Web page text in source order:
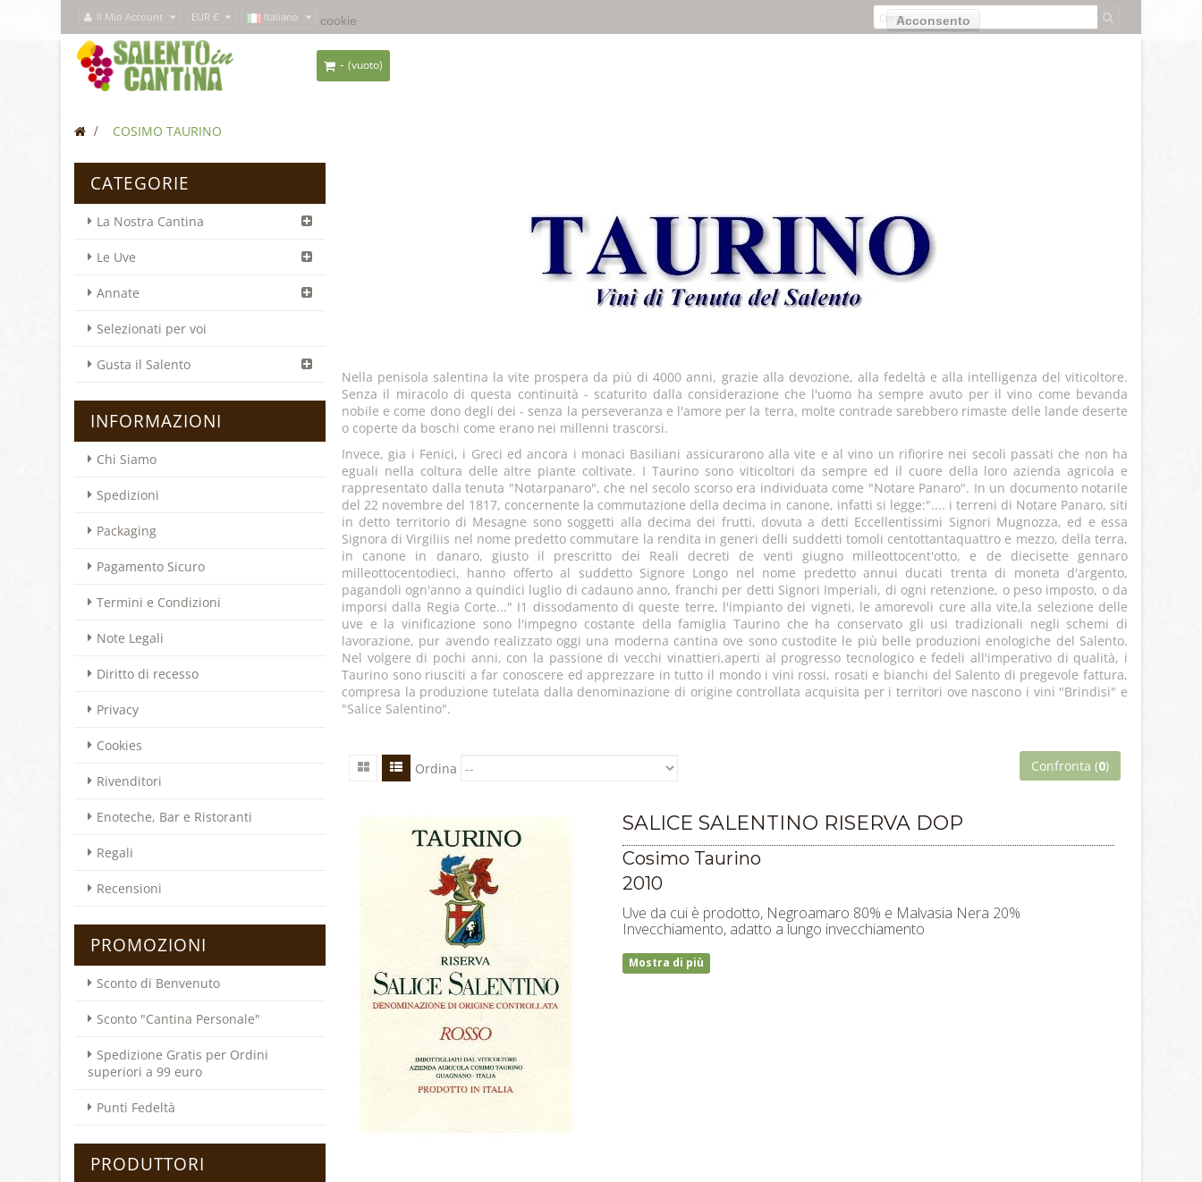
Il Mio Account EUR € Italiano
-(vuoto)
> COSIMO TAURINO
CATEGORIE
La Nostra Cantina
Le Uve
Annate
Selezionati per voi
Gusta il Salento
INFORMAZIONI
Chi Siamo
Spedizioni
Packaging
Pagamento Sicuro
Termini e Condizioni
Note Legali
Diritto di recesso
Privacy
Cookies
Rivenditori
Enoteche, Bar e Ristoranti
Regali
Recensioni
PROMOZIONI
Sconto di Benvenuto
Sconto "Cantina Personale"
Spedizione Gratis per Ordini
superiori a 99 euro
Punti Fedeltà
PRODUTTORI
Nella penisola salentina la vite prospera da più di 4000 anni, grazie alla devozione, alla fedeltà e alla intelligenza del viticoltore.
Senza il miracolo di questa continuità - scaturito dalla considerazione che l'uomo ha sempre avuto per il vino come bevanda
nobile e come dono degli dei - senza la perseveranza e l'amore per la terra, molte contrade sarebbero rimaste delle lande deserte
o coperte da boschi come erano nei millenni trascorsi.
Invece, gia i Fenici, i Greci ed ancora i monaci Basiliani assicurarono alla vite e al vino un rifiorire nei secoli passati che non ha
eguali nella coltura delle altre piante coltivate. I Taurino sono viticoltori da sempre ed il cuore della loro azienda agricola e
rappresentato dalla tenuta "Notarpanaro", che nel secolo scorso era individuata come "Notare Panaro". In un documento notarile
del 22 novembre del 1817, concernente la commutazione della decima in canone, infatti si legge:".... i terreni di Notare Panaro, siti
in detto territorio di Mesagne sono soggetti alla decima dei frutti, dovuta a detti Eccellentissimi Signori Mugnozza, ed e essa
Signora di Virgiliis nel nome predetto commutare la rendita in generi delli suddetti tomoli centottantaquattro e mezzo, della terra,
in canone in danaro, giusto il prescritto dei Reali decreti de venti giugno milleottocent'otto, e de diecisette gennaro
milleottocentodieci, hanno offerto al suddetto Signore Longo nel nome predetto annui ducati trenta di moneta d'argento,
pagandoli ogn'anno a quindici luglio di cadauno anno, franchi per detti Signori Imperiali, di ogni retenzione, o peso imposto, o da
imporsi dalla Regia Corte..." I1 dissodamento di queste terre, l'impianto dei vigneti, le amorevoli cure alla vite,la selezione delle
uve e la vinificazione sono l'impegno costante della famiglia Taurino che ha conservato gli usi tradizionali negli schemi di
lavorazione, pur avendo realizzato oggi una moderna cantina ove sono custodite le più belle produzioni enologiche del Salento.
Nel volgere di pochi anni, con la passione di vecchi vinattieri,aperti al progresso tecnologico e fedeli all'imperativo di qualità, i
Taurino sono riusciti a far conoscere ed apprezzare in tutto il mondo i vini rossi, rosati e bianchi del Salento di pregevole fattura,
compresa la produzione tutelata dalla denominazione di origine controllata acquisita per i territori ove nascono i vini "Brindisi" e
"Salice Salentino".
Ordina Confronta (0)
SALICE SALENTINO RISERVA DOP
Cosimo Taurino
2010
Uve da cui è prodotto, Negroamaro 80% e Malvasia Nera 20%
Invecchiamento, adatto a lungo invecchiamento
Mostra di più
Questo sito usa i cookie per fornirti un'esperienza migliore. Se usi SalentoInCantina, acconsenti all'utilizzo dei cookie. Acconsento